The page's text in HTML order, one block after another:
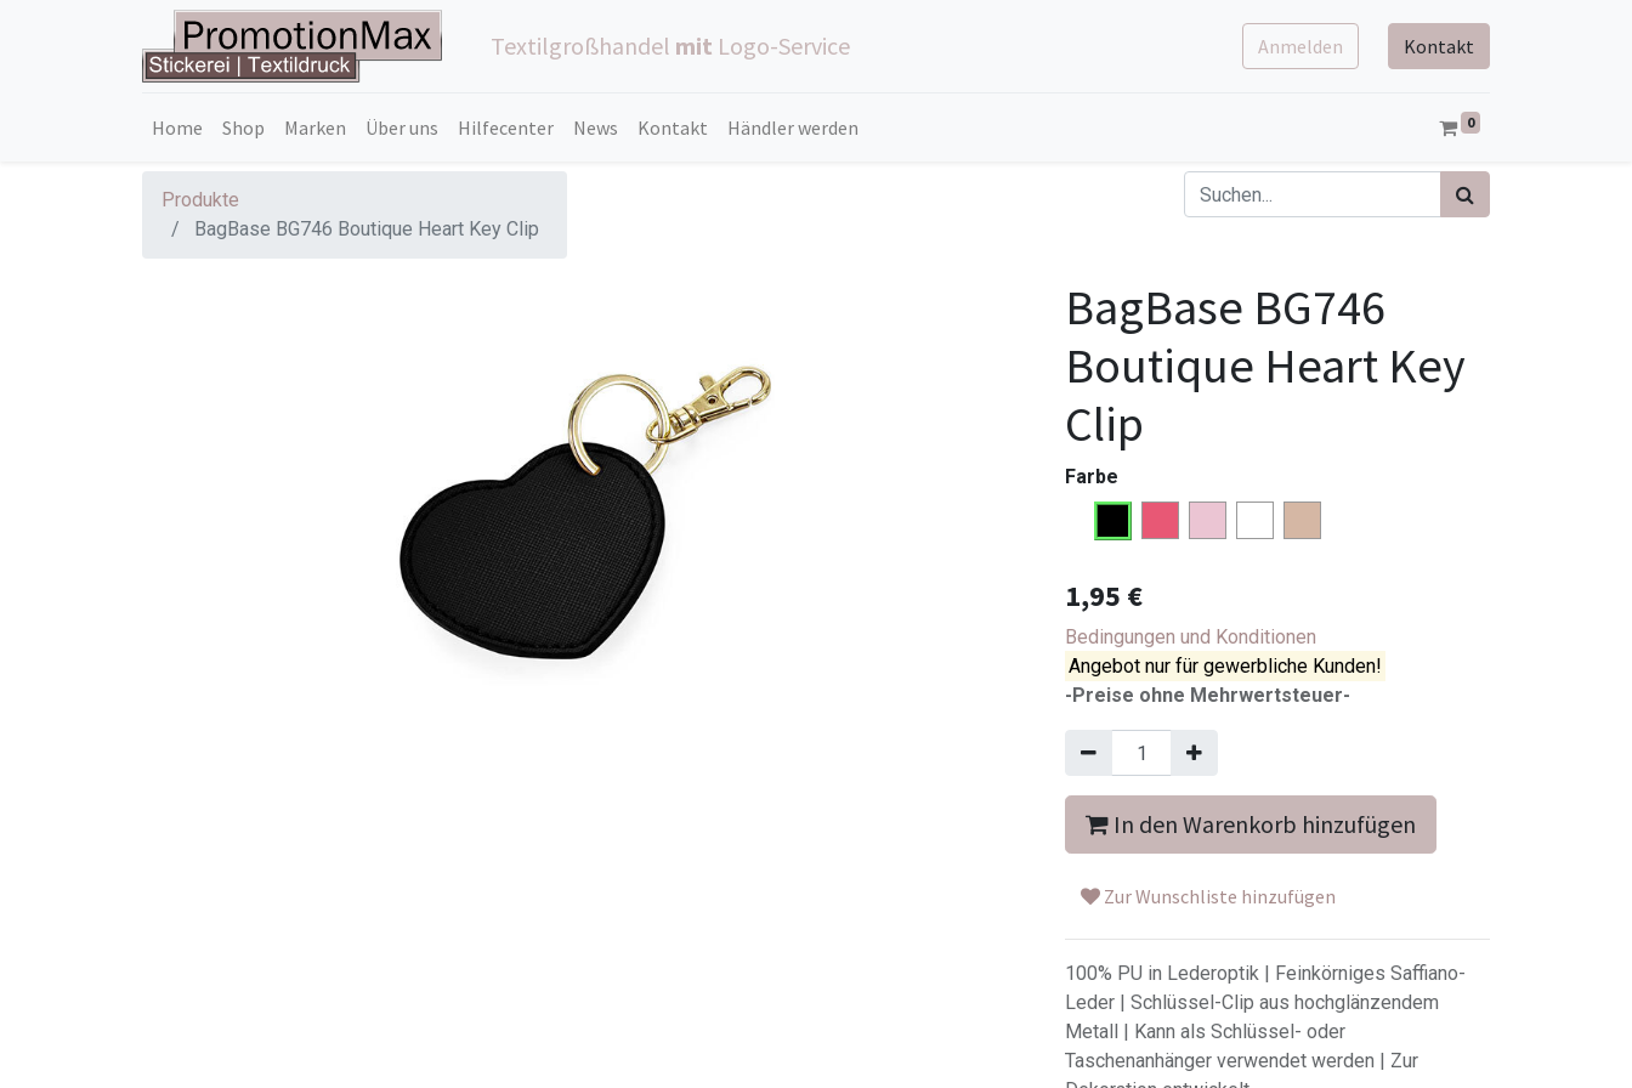
Textilgroßhandel mit Logo-Service Anmelden Kontakt
Home Shop Marken Über uns Hilfecenter News Kontakt Händler werden 0
Produkte
BagBase BG746 Boutique Heart Key Clip
BagBase BG746
Boutique Heart Key
Clip
Farbe
1,95 €
Bedingungen und Konditionen
Angebot nur für gewerbliche Kunden!
-Preise ohne Mehrwertsteuer-
In den Warenkorb hinzufügen
Zur Wunschliste hinzufügen
100% PU in Lederoptik | Feinkörniges Saffiano-
Leder | Schlüssel-Clip aus hochglänzendem
Metall | Kann als Schlüssel- oder
Taschenanhänger verwendet werden | Zur